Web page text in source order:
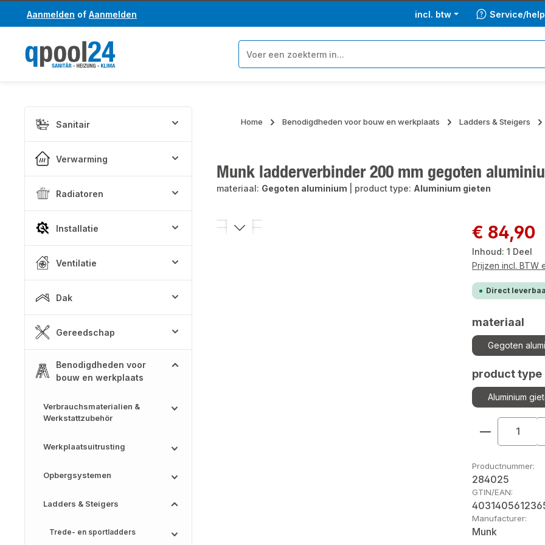
naar de hoofdinhoud
Ga naar de zoekopdracht
Aanmelden of Aanmelden incl. btw Service/help
Sanitair
Verwarming
Radiatoren
Installatie
Ventilatie
Dak
Gereedschap
Benodigdheden voor
bouw en werkplaats
Verbrauchsmaterialien &
Werkstattzubehör
Werkplaatsuitrusting
Opbergsystemen
Ladders & Steigers
Trede- en sportladders
Home Benodigdheden voor bouw en werkplaats Ladders & Steigers
Munk ladderverbinder 200 mm gegoten
materiaal: Gegoten aluminium product type: Aluminium gieten
Afbeeldingengalerij overslaan Normale prijs:
€ 84,90
Inhoud: 1 Deel
Prijzen incl. BTW
Direct
Selecteer
materiaal
Gegoten
Selecteer
product type
Aluminium
Productnummer:
284025
GTIN/EAN:
Manufacturer:
Munk